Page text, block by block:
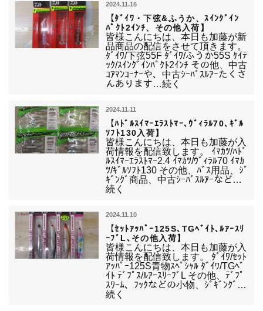
2024.11.16
【ﾀﾞｲﾜ・下弦&ふうか、ｽｲﾝｸﾞｲﾝ
ﾊﾟｸﾄ2ｲﾝﾁ、その他入荷】
皆様こんにちは、本日も加藤が新
品商品の配信をさせて頂きます。
ﾀﾞｲﾜ/下弦55F ﾀﾞｲﾜ/ふうか55S ｹｲﾃ
ｯｸ/ｽｲﾝｸﾞｲﾝﾊﾟｸﾄ2ｲﾝﾁ その他、中古
ｺｱﾏﾝｺｰﾅｰや、中古ｼｰﾊﾞｽﾙｱｰたくさ
んあります…続く
2024.11.11
【ﾊﾄﾞﾙｽｲﾏｰｴﾗｽﾄﾏｰ､ｳﾞｨﾗﾙ70､ｷﾞﾙ
ｿﾌﾄ130入荷】
皆様こんにちは、本日も加藤が入
荷情報を配信致します。 ｲﾏｶﾂ/ﾊﾄﾞ
ﾙｽｲﾏｰｴﾗｽﾄﾏｰ2.4 ｲﾏｶﾂ/ｳﾞｨﾗﾙ70 ｲﾏｶ
ﾂ/ｷﾞﾙｿﾌﾄ130 その他、ﾊﾞｽ用品、ｼﾞ
ｷﾞﾝｸﾞ商品、中古ｼｰﾊﾞｽﾙｱｰなど…
続く
2024.11.10
【ｾｯﾄｱｯﾊﾟｰ125S､TGﾍﾞｲﾄ､ﾙｱｰｽﾘ
ｰﾌﾞL､その他入荷】
皆様こんにちは、本日も加藤が入
荷情報を配信致します。 ﾀﾞｲﾜ/ｾｯﾄ
ｱｯﾊﾟｰ125S青物ｽﾍﾟｼｬﾙ ﾀﾞｲﾜ/TGﾍﾞ
ｲﾄ ﾃﾞﾌﾟｽ/ﾙｱｰｽﾘｰﾌﾞL その他、ﾃﾞﾌﾟ
ｽﾜｰﾑ、ﾌｯｸなどの小物、ｼﾞｷﾞﾝｸﾞ…
続く